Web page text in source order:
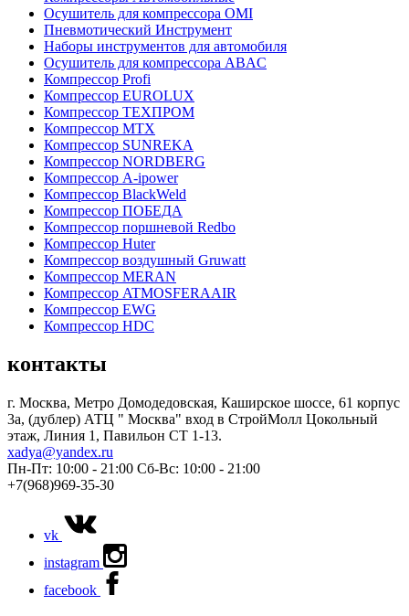
Осушитель для компрессора OMI
Пневмотический Инструмент
Наборы инструментов для автомобиля
Осушитель для компрессора ABAC
Компрессор Profi
Компрессор EUROLUX
Компрессор ТЕХПРОМ
Компрессор MTX
Компрессор SUNREKA
Компрессор NORDBERG
Компрессор A-ipower
Компрессор BlackWeld
Компрессор ПОБЕДА
Компрессор поршневой Redbo
Компрессор Huter
Компрессор воздушный Gruwatt
Компрессор MERAN
Компрессор ATMOSFERAAIR
Компрессор EWG
Компрессор HDC
контакты
г. Москва, Метро Домодедовская, Каширское шоссе, 61 корпус
3а, (дублер) АТЦ " Москва" вход в СтройМолл Цокольный
этаж, Линия 1, Павильон СТ 1-13.
xadya@yandex.ru
Пн-Пт: 10:00 - 21:00 Сб-Вс: 10:00 - 21:00
+7(968)969-35-30
vk
instagram
facebook